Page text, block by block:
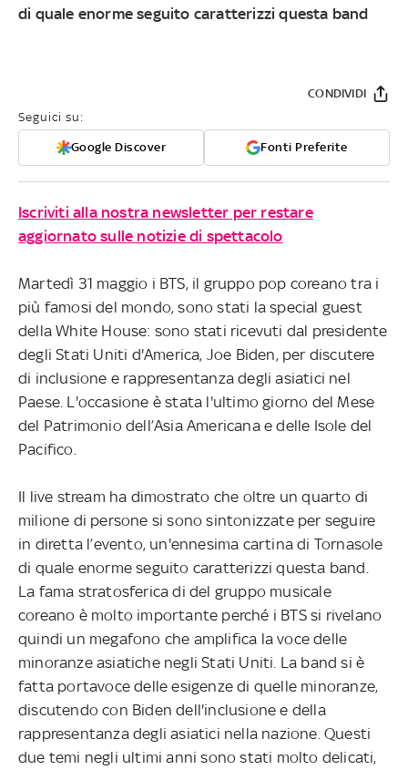
di quale enorme seguito caratterizzi questa band
Seguici su:
Google Discover Fonti Preferite
CONDIVIDI
Iscriviti alla nostra newsletter per restare
aggiornato sulle notizie di spettacolo
Martedì 31 maggio i BTS, il gruppo pop coreano tra i
più famosi del mondo, sono stati la special guest
della White House: sono stati ricevuti dal presidente
degli Stati Uniti d'America, Joe Biden, per discutere
di inclusione e rappresentanza degli asiatici nel
Paese. L'occasione è stata l'ultimo giorno del Mese
del Patrimonio dell’Asia Americana e delle Isole del
Pacifico.
Il live stream ha dimostrato che oltre un quarto di
milione di persone si sono sintonizzate per seguire
in diretta l’evento, un'ennesima cartina di Tornasole
di quale enorme seguito caratterizzi questa band.
La fama stratosferica di del gruppo musicale
coreano è molto importante perché i BTS si rivelano
quindi un megafono che amplifica la voce delle
minoranze asiatiche negli Stati Uniti. La band si è
fatta portavoce delle esigenze di quelle minoranze,
discutendo con Biden dell'inclusione e della
rappresentanza degli asiatici nella nazione. Questi
due temi negli ultimi anni sono stati molto delicati,